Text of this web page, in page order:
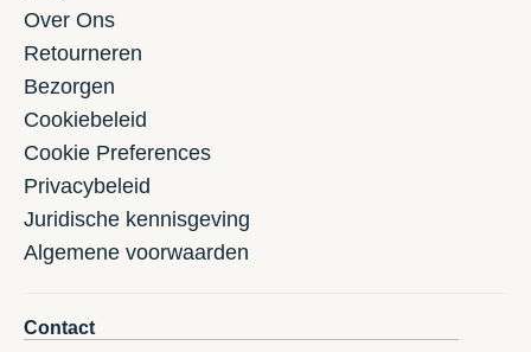
Over Ons
Retourneren
Bezorgen
Cookiebeleid
Cookie Preferences
Privacybeleid
Juridische kennisgeving
Algemene voorwaarden
Contact